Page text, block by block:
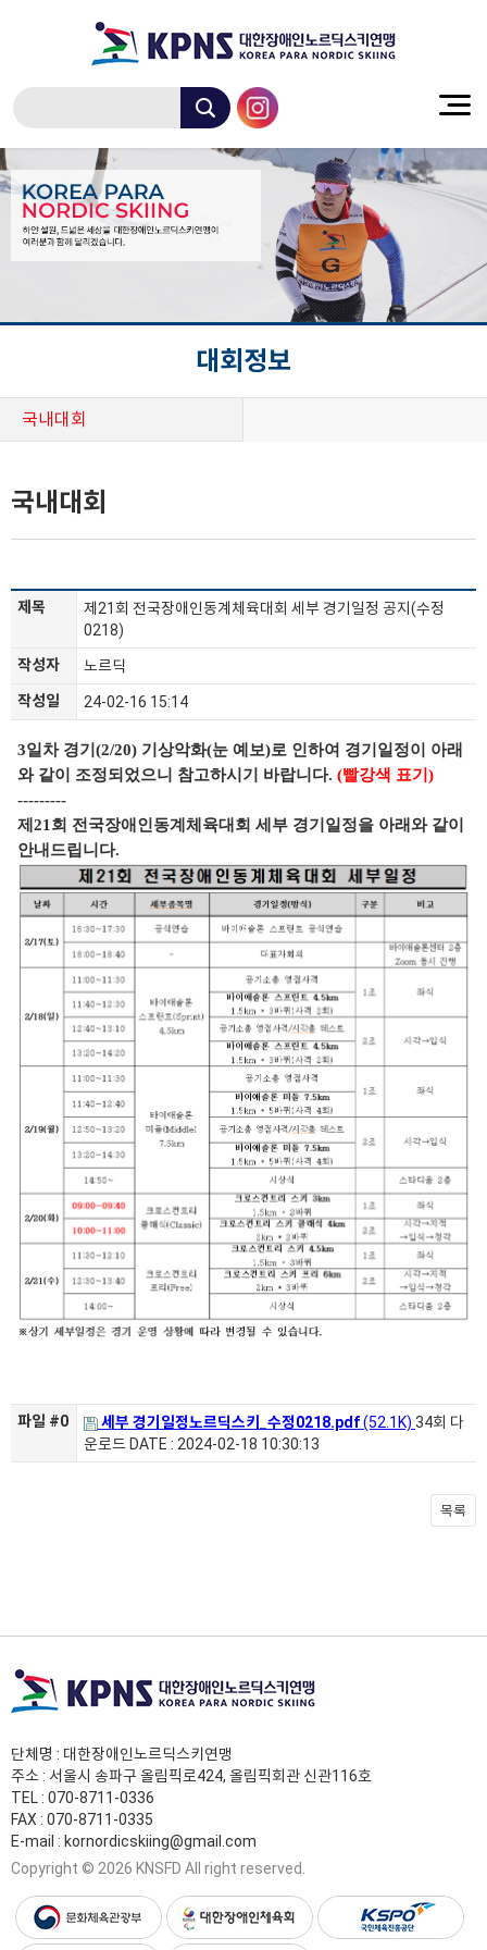
대회정보
국내대회
국내대회
제목
제21회 전국장애인동계체육대회 세부 경기일정 공지(수정
0218)
작성자
노르딕
작성일
24-02-16 15:14
3일차 경기(2/20) 기상악화(눈 예보)로 인하여 경기일정이 아래
와 같이 조정되었으니 참고하시기 바랍니다. (빨강색 표기)
---------
제21회 전국장애인동계체육대회 세부 경기일정을 아래와 같이
안내드립니다.
파일 #0 세부 경기일정노르딕스키_수정0218.pdf(52.1K) 34회 다
운로드 DATE : 2024-02-18 10:30:13
목록
단체명 : 대한장애인노르딕스키연맹
주소 : 서울시 송파구 올림픽로424, 올림픽회관 신관116호
TEL : 070-8711-0336
FAX : 070-8711-0335
E-mail : kornordicskiing@gmail.com
Copyright © 2026 KNSFD All right reserved.